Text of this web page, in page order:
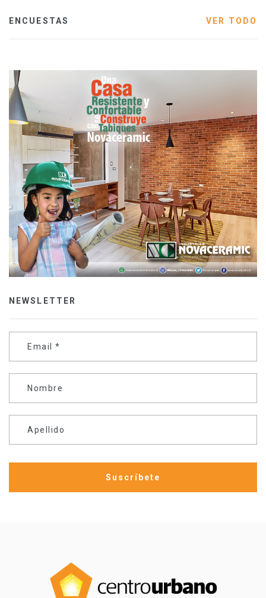
ENCUESTAS VER TODO
NEWSLETTER
Email *
Nombre
Apellido